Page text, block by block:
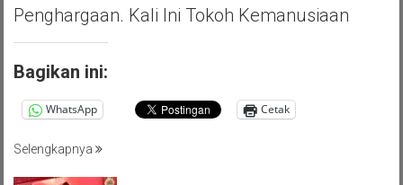
Penghargaan. Kali Ini Tokoh Kemanusiaan
Bagikan ini:
WhatsApp Cetak
Selengkapnya